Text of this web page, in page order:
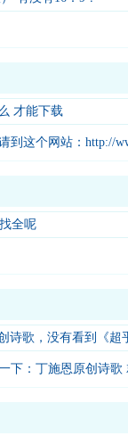
才能下载
到这个网站：http://
全呢
诗歌，没有看到《
下：丁施恩原创诗歌